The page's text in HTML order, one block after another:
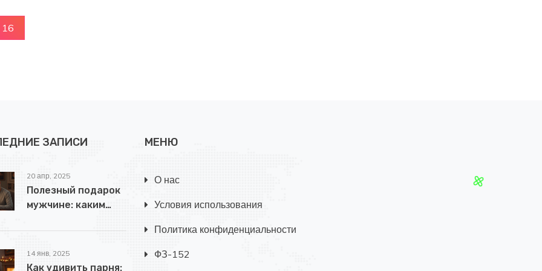
16
ЗАПИСИ
20 апр, 2025
Полезный подарок
мужчине: каким
действительно
14 янв, 2025
Как удивить парня:
МЕНЮ
О нас
Условия использования
Политика конфиденциальности
ФЗ-152